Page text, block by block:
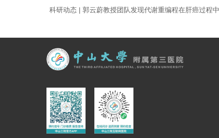
科研动态 | 郭云蔚教授团队发现代谢重编程在肝癌过程